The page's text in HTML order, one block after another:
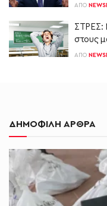
ΑΠΌ
ΣΤΡΕΣ:
στους
ΑΠΌ
ΔΗΜΟΦΙΛΗ ΑΡΘΡΑ